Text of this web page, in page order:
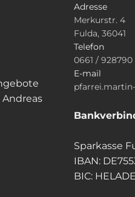
Adresse
Merkurstr. 4
Fulda, 36041
Telefon
0661 / 928790
E-mail
Sparkasse
IBAN:
BIC: